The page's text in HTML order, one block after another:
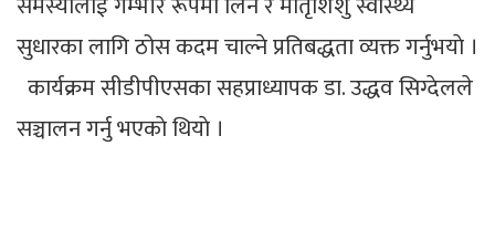
सुधारका लागि ठोस कदम चाल्ने प्रतिबद्धता व्यक्त गर्नुभयाे ।
कार्यक्रम सीडीपीएसका सहप्राध्यापक डा. उद्धव सिग्देलले
सञ्चालन गर्नु भएकाे थियाे ।